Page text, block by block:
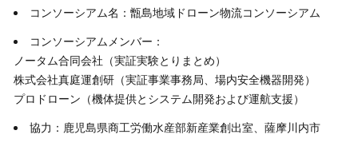
コンソーシアム名：甑島地域ドローン物流コンソーシアム
コンソーシアムメンバー：
ノータム合同会社（実証実験とりまとめ）
株式会社真庭運創研（実証事業事務局、場内安全機器開発）
プロドローン（機体提供とシステム開発および運航支援）
協力：鹿児島県商工労働水産部新産業創出室、薩摩川内市